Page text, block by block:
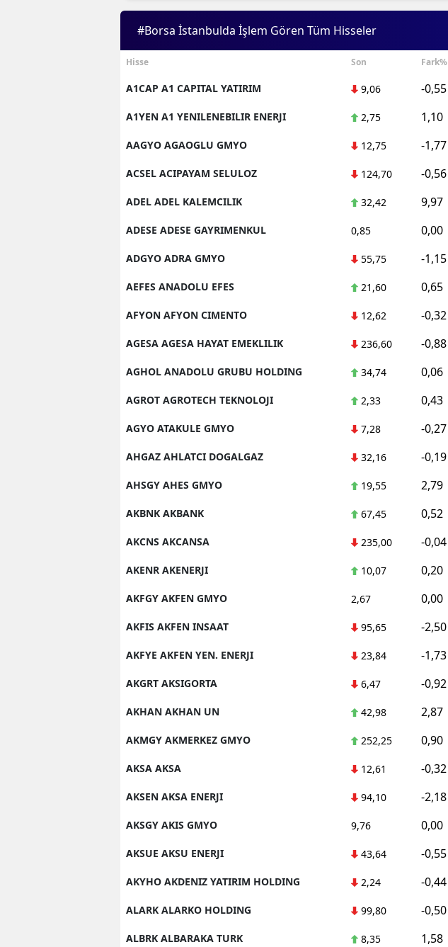
#Borsa İstanbulda İşlem Gören Tüm Hisseler
Hisse Son Fark%
A1CAP A1 CAPITAL YATIRIM 9,06 -0,55
A1YEN A1 YENILENEBILIR ENERJI 2,75 1,10
AAGYO AGAOGLU GMYO 12,75 -1,77
ACSEL ACIPAYAM SELULOZ 124,70 -0,56
ADEL ADEL KALEMCILIK 32,42 9,97
ADESE ADESE GAYRIMENKUL 0,85 0,00
ADGYO ADRA GMYO 55,75 -1,15
AEFES ANADOLU EFES 21,60 0,65
AFYON AFYON CIMENTO 12,62 -0,32
AGESA AGESA HAYAT EMEKLILIK 236,60 -0,88
AGHOL ANADOLU GRUBU HOLDING 34,74 0,06
AGROT AGROTECH TEKNOLOJI 2,33 0,43
AGYO ATAKULE GMYO 7,28 -0,27
AHGAZ AHLATCI DOGALGAZ 32,16 -0,19
AHSGY AHES GMYO 19,55 2,79
AKBNK AKBANK 67,45 0,52
AKCNS AKCANSA 235,00 -0,04
AKENR AKENERJI 10,07 0,20
AKFGY AKFEN GMYO 2,67 0,00
AKFIS AKFEN INSAAT 95,65 -2,50
AKFYE AKFEN YEN. ENERJI 23,84 -1,73
AKGRT AKSIGORTA 6,47 -0,92
AKHAN AKHAN UN 42,98 2,87
AKMGY AKMERKEZ GMYO 252,25 0,90
AKSA AKSA 12,61 -0,32
AKSEN AKSA ENERJI 94,10 -2,18
AKSGY AKIS GMYO 9,76 0,00
AKSUE AKSU ENERJI 43,64 -0,55
AKYHO AKDENIZ YATIRIM HOLDING 2,24 -0,44
ALARK ALARKO HOLDING 99,80 -0,50
ALBRK ALBARAKA TURK 8,35 1,58